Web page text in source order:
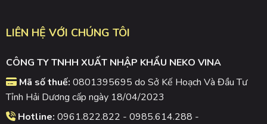
LIÊN HỆ VỚI CHÚNG TÔI
CÔNG TY TNHH XUẤT NHẬP KHẨU NEKO VINA
Mã số thuế: 0801395695 do Sở Kế Hoạch Và Đầu Tư
Tỉnh Hải Dương cấp ngày 18/04/2023
Hotline: 0961.822.822 - 0985.614.288 -